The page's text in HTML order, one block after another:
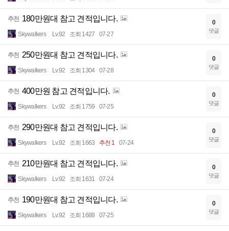
추천 180만원대 참고 견적입니다.
Skywalkers Lv.92 조회 1427 07-27
0
댓글
추천 250만원대 참고 견적입니다.
Skywalkers Lv.92 조회 1304 07-28
0
댓글
추천 400만원 참고 견적입니다.
Skywalkers Lv.92 조회 1759 07-25
0
댓글
추천 290만원대 참고 견적입니다.
Skywalkers Lv.92 조회 1663 추천 1 07-24
0
댓글
추천 210만원대 참고 견적입니다.
Skywalkers Lv.92 조회 1631 07-24
0
댓글
추천 190만원대 참고 견적입니다.
Skywalkers Lv.92 조회 1688 07-25
0
댓글